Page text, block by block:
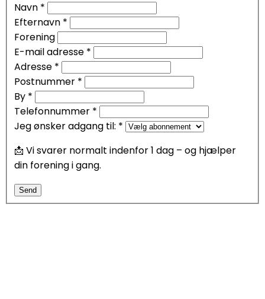
Navn *
Efternavn *
Forening
E-mail adresse *
Adresse *
Postnummer *
By *
Telefonnummer *
Jeg ønsker adgang til: *
📩 Vi svarer normalt indenfor 1 dag – og hjælper
din forening i gang.
Send